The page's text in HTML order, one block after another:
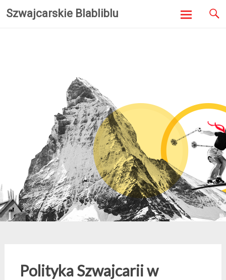
Szwajcarskie Blabliblu
Polityka Szwajcarii w